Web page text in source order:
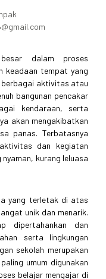
dalam proses
keadaan tempat yang
berbagai aktivitas atau
bangunan pencakar
kendaraan, serta
akan mengakibatkan
panas. Terbatasnya
dan kegiatan
kurang leluasa
yang terletak di atas
unik dan menarik.
dipertahankan dan
serta lingkungan
sekolah merupakan
umum digunakan
belajar mengajar di